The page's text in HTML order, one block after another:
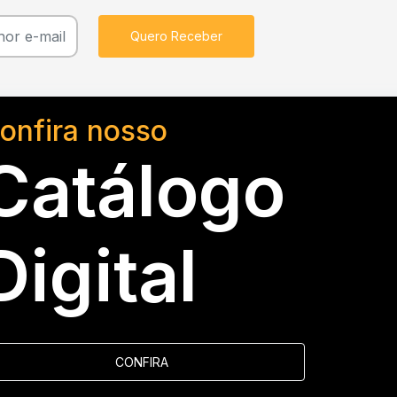
Quero Receber
nosso
CONFIRA